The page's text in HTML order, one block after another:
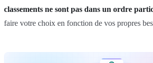
classements ne sont pas dans un ordre
faire votre choix en fonction de vos propres